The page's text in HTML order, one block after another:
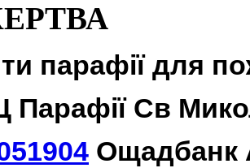
парафії для
Парафії Св
Ощадбанк